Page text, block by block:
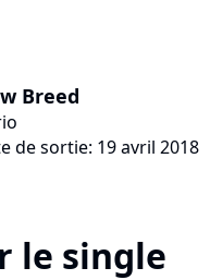
Breed
de sortie: 19 avril 2018
le single